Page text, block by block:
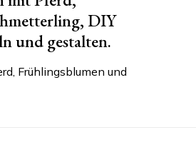
DIY
und gestalten.
Frühlingsblumen und